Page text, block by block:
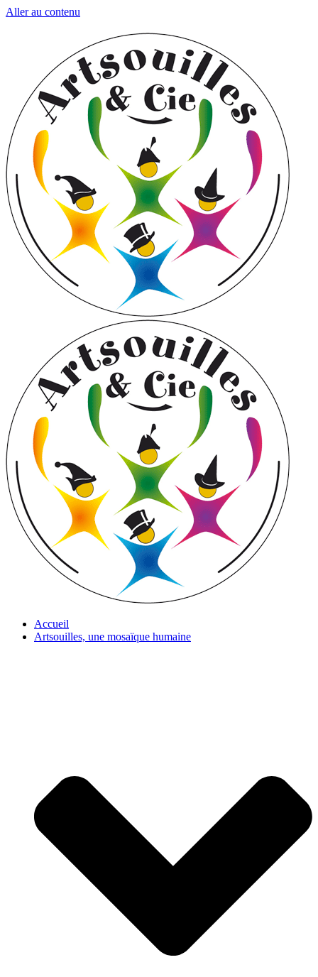
Aller au contenu
Accueil
Artsouilles, une mosaïque humaine